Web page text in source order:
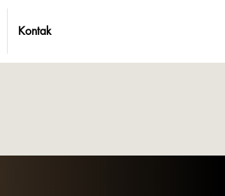
Kontak